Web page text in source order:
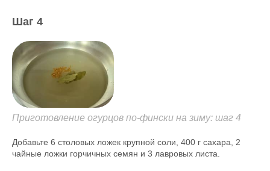
Шаг 4
Приготовление огурцов по-фински на зиму: шаг 4
Добавьте 6 столовых ложек крупной соли, 400 г сахара, 2
чайные ложки горчичных семян и 3 лавровых листа.